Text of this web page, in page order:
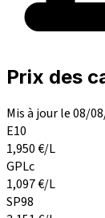
Prix des
Mis à jour le 08/
E10
1,950€/L
GPLc
1,097€/L
SP98